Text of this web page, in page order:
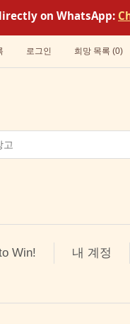
on WhatsApp:
로그인 희망 목록 (0)
Win! 내 계정